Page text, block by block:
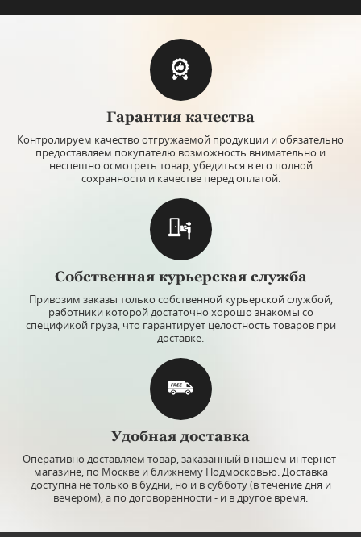
Гарантия качества
Контролируем качество отгружаемой продукции и обязательно
предоставляем покупателю возможность внимательно и
неспешно осмотреть товар, убедиться в его полной
сохранности и качестве перед оплатой.
Собственная курьерская служба
Привозим заказы только собственной курьерской службой,
работники которой достаточно хорошо знакомы со
спецификой груза, что гарантирует целостность товаров при
доставке.
Удобная доставка
Оперативно доставляем товар, заказанный в нашем интернет-
магазине, по Москве и ближнему Подмосковью. Доставка
доступна не только в будни, но и в субботу (в течение дня и
вечером), а по договоренности - и в другое время.